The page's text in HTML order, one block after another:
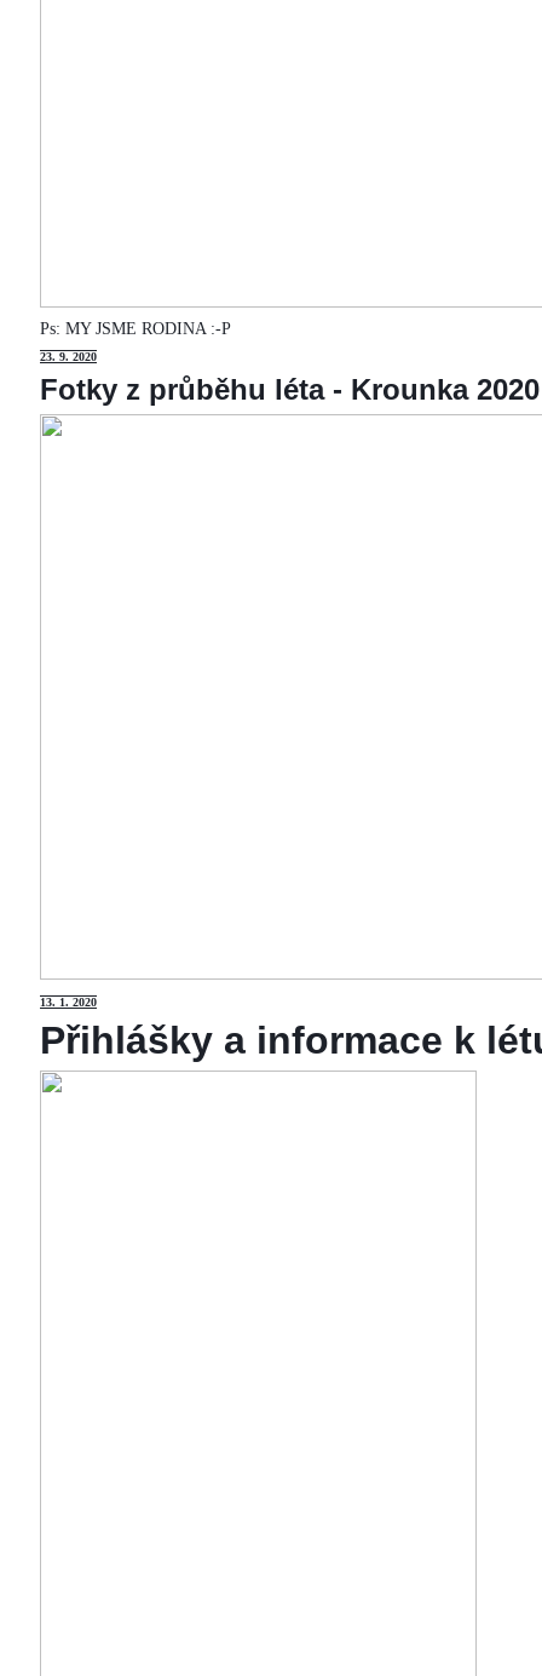
Ps: MY JSME RODINA :-P
23. 9. 2020
Fotky z průběhu léta - Krounka
13. 1. 2020
Přihlášky a informace k